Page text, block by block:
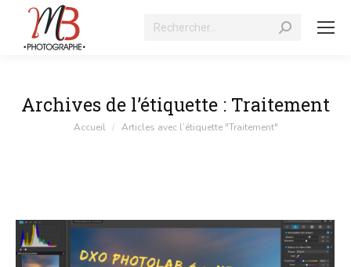
Recherche
Archives de l’étiquette : Traitement
Vous êtes ici :
Accueil Articles avec l’étiquette "Traitement"